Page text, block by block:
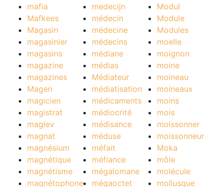
mafia
Mafkees
Magasin
magasinier
magasins
magazine
magazines
Magen
magicien
magistrat
maglev
magnat
magnésium
magnétique
magnétisme
magnétophone
medecijn
médecin
médecine
médecins
médiane
médias
Médiateur
médiatisation
médicaments
médiocrité
médisance
méduse
méfait
méfiance
mégalomane
mégaoctet
Modul
Module
Modules
moelle
moignon
moine
moineau
moineaux
moins
mois
moissonner
moissonneur
Moka
môle
molécule
mollusque